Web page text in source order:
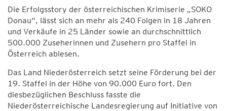
Die Erfolgsstory der österreichischen Krimiserie „SOKO
Donau“, lässt sich an mehr als 240 Folgen in 18 Jahren
und Verkäufe in 25 Länder sowie an durchschnittlich
500.000 Zuseherinnen und Zusehern pro Staffel in
Österreich ablesen.
Das Land Niederösterreich setzt seine Förderung bei der
19. Staffel in der Höhe von 90.000 Euro fort. Den
diesbezüglichen Beschluss fasste die
Niederösterreichische Landesregierung auf Initiative von